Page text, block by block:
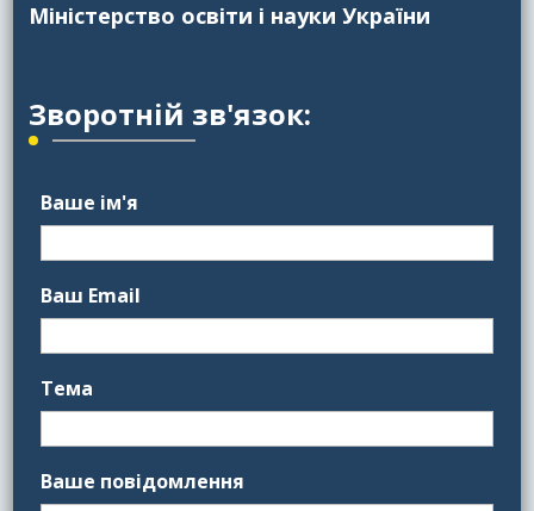
Міністерство освіти і науки України
Зворотній зв'язок:
Ваше ім'я
Ваш Email
Тема
Ваше повідомлення